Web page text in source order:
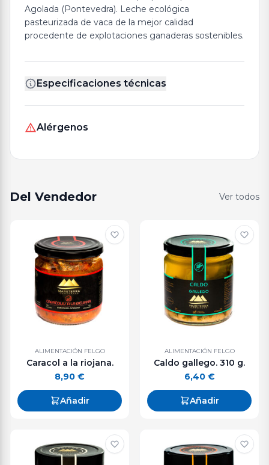
Agolada (Pontevedra). Leche ecológica
pasteurizada de vaca de la mejor calidad
procedente de explotaciones ganaderas sostenibles.
Especificaciones técnicas
Alérgenos
Del Vendedor Ver todos
ALIMENTACIÓN FELGO
Caracol a la riojana.
8,90 €
Añadir
ALIMENTACIÓN FELGO
Caldo gallego. 310 g.
6,40 €
Añadir